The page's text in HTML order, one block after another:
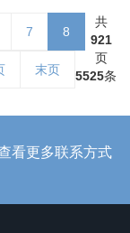
7 8
末页
共
921
页
5525条
看更多联系方式